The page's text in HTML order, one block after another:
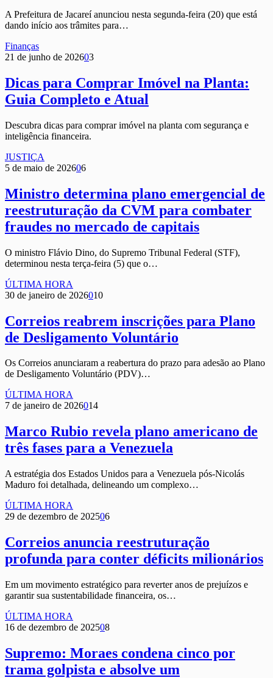
A Prefeitura de Jacareí anunciou nesta segunda-feira (20) que está
dando início aos trâmites para…
Finanças
21 de junho de 202603
Dicas para Comprar Imóvel na Planta:
Guia Completo e Atual
Descubra dicas para comprar imóvel na planta com segurança e
inteligência financeira.
JUSTIÇA
5 de maio de 202606
Ministro determina plano emergencial de
reestruturação da CVM para combater
fraudes no mercado de capitais
O ministro Flávio Dino, do Supremo Tribunal Federal (STF),
determinou nesta terça-feira (5) que o…
ÚLTIMA HORA
30 de janeiro de 2026010
Correios reabrem inscrições para Plano
de Desligamento Voluntário
Os Correios anunciaram a reabertura do prazo para adesão ao Plano
de Desligamento Voluntário (PDV)…
ÚLTIMA HORA
7 de janeiro de 2026014
Marco Rubio revela plano americano de
três fases para a Venezuela
A estratégia dos Estados Unidos para a Venezuela pós-Nicolás
Maduro foi detalhada, delineando um complexo…
ÚLTIMA HORA
29 de dezembro de 202506
Correios anuncia reestruturação
profunda para conter déficits milionários
Em um movimento estratégico para reverter anos de prejuízos e
garantir sua sustentabilidade financeira, os…
ÚLTIMA HORA
16 de dezembro de 202508
Supremo: Moraes condena cinco por
trama golpista e absolve um